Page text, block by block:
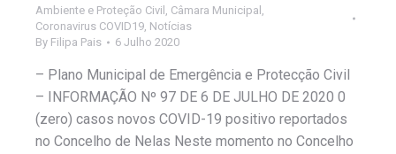
Ambiente e Proteção Civil Câmara Municipal
Coronavirus COVID19 Notícias
By Filipa Pais 6 Julho 2020
– Plano Municipal de Emergência e Protecção Civil
– INFORMAÇÃO Nº 97 DE 6 DE JULHO DE 2020 0
(zero) casos novos COVID-19 positivo reportados
no Concelho de Nelas Neste momento no Concelho